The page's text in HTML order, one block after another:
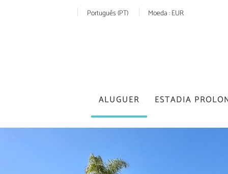
Português (PT) Moeda :EUR
ALUGUER ESTADIA